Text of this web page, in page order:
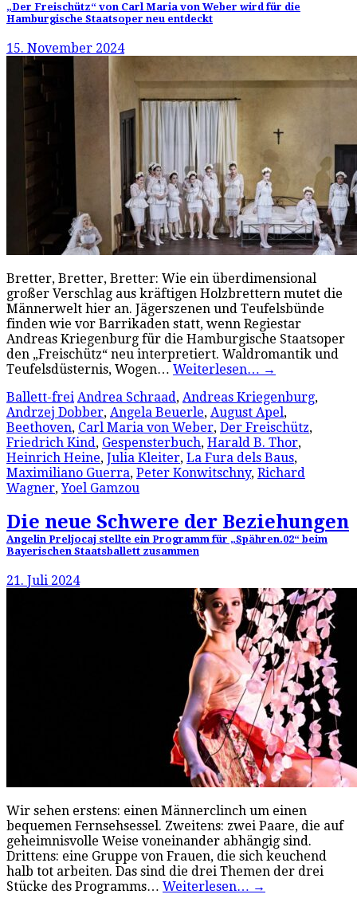
„Der Freischütz“ von Carl Maria von Weber wird für die
Hamburgische Staatsoper neu entdeckt
15. November 2024
Bretter, Bretter, Bretter: Wie ein überdimensional
großer Verschlag aus kräftigen Holzbrettern mutet die
Männerwelt hier an. Jägerszenen und Teufelsbünde
finden wie vor Barrikaden statt, wenn Regiestar
Andreas Kriegenburg für die Hamburgische Staatsoper
den „Freischütz“ neu interpretiert. Waldromantik und
Teufelsdüsternis, Wogen… Weiterlesen… →
Ballett-frei Andrea Schraad, Andreas Kriegenburg,
Andrzej Dobber, Angela Beuerle, August Apel,
Beethoven, Carl Maria von Weber, Der Freischütz,
Friedrich Kind, Gespensterbuch, Harald B. Thor,
Heinrich Heine, Julia Kleiter, La Fura dels Baus,
Maximiliano Guerra, Peter Konwitschny, Richard
Wagner,Yoel Gamzou
Die neue Schwere der Beziehungen
Angelin Preljocaj stellte ein Programm für „Spähren.02“ beim
Bayerischen Staatsballett zusammen
21. Juli 2024
Wir sehen erstens: einen Männerclinch um einen
bequemen Fernsehsessel. Zweitens: zwei Paare, die auf
geheimnisvolle Weise voneinander abhängig sind.
Drittens: eine Gruppe von Frauen, die sich keuchend
halb tot arbeiten. Das sind die drei Themen der drei
Stücke des Programms… Weiterlesen… →